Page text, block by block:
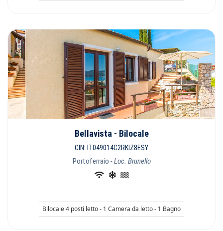
Bellavista - Bilocale
CIN: IT049014C2RKIZ8ESY
Portoferraio - Loc. Brunello
Bilocale 4 posti letto - 1 Camera da letto - 1 Bagno